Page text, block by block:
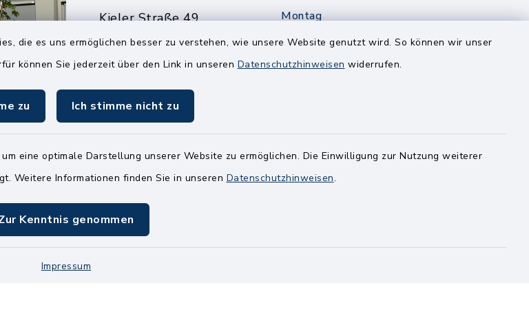
die es uns ermöglichen besser zu verstehen, wie unsere Website genutzt wird. So können wir unser
können Sie jederzeit über den Link in unseren Datenschutzhinweisen widerrufen.
zu Ich stimme nicht zu
eine optimale Darstellung unserer Website zu ermöglichen. Die Einwilligung zur Nutzung weiterer
Weitere Informationen finden Sie in unseren Datenschutzhinweisen.
Kenntnis genommen
Impressum
Kieler Straße 49
25551 Hohenlockstedt
04826 30-0
04826 30-15
info@amt-kellinghusen.de
Montag
Nur mit Onlinetermin!
Dienstag
8.00-12.00 Uhr